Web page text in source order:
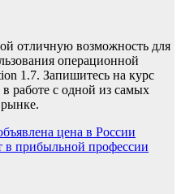
отличную возможность для
операционной
1.7. Запишитесь на курс
в работе с одной из самых
цена в России
в прибыльной профессии